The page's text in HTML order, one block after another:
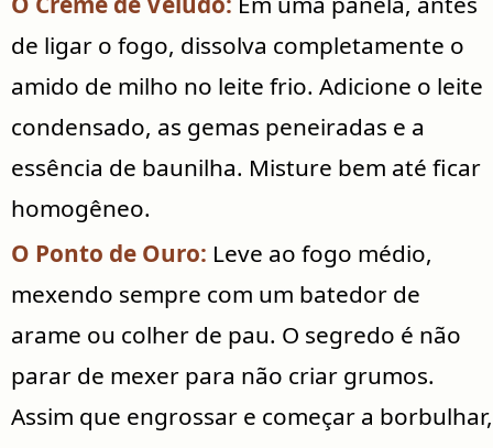
de ligar o fogo, dissolva completamente o
amido de milho no leite frio. Adicione o leite
condensado, as gemas peneiradas e a
essência de baunilha. Misture bem até ficar
homogêneo.
O Ponto de Ouro: Leve ao fogo médio,
mexendo sempre com um batedor de
arame ou colher de pau. O segredo é não
parar de mexer para não criar grumos.
Assim que engrossar e começar a borbulhar,